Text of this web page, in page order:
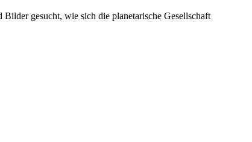
gesucht, wie sich die planetarische Gesellschaft